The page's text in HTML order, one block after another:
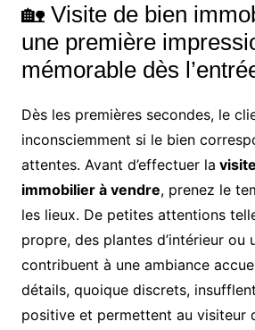
🏡 Visite de bien
une première
mémorable dès
Dès les premières secondes, le
inconsciemment si le bien
attentes. Avant d’effectuer la
immobilier à vendre, prenez le
les lieux. De petites attentions
propre, des plantes d’intérieur ou
contribuent à une ambiance
détails, quoique discrets,
positive et permettent au visiteur